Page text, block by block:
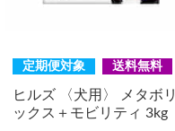
定期便対象 送料無料
ヒルズ 〈犬用〉 メタボリ
ックス＋モビリティ 3kg